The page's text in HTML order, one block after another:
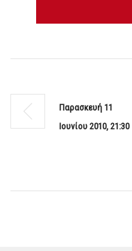
Παρασκευή 11
Ιουνίου 2010, 21:30